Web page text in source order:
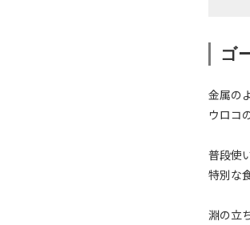
ゴ
金属の
ウロコ
普段使
特別な
淵の立